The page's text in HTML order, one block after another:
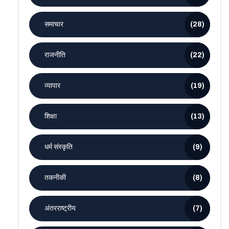
समाचार (28)
राजनीति (22)
व्यापार (19)
शिक्षा (13)
धर्म संस्कृति (9)
तकनीकी (8)
अंतरराष्ट्रीय (7)